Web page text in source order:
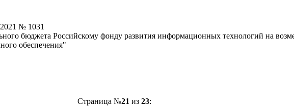
№ 1031
бюджета Российскому фонду развития информационных технологий на
обеспечения"
Страница №21 из 23: